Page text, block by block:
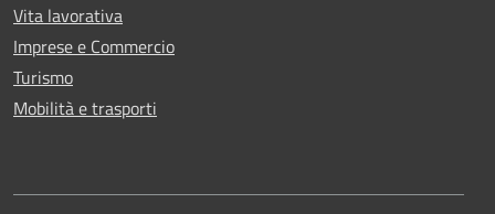
Vita lavorativa
Imprese e Commercio
Turismo
Mobilità e trasporti